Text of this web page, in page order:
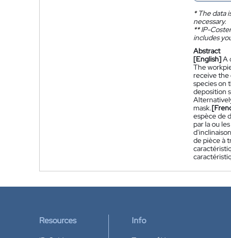
*The data
necessary.
**IP-
includes
Abstract
[English]A
The
receive the
species on
deposition
mask.
espèce de
par la ou
de pièce à
Resources Info